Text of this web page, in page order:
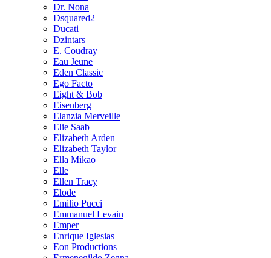
Dr. Nona
Dsquared2
Ducati
Dzintars
E. Coudray
Eau Jeune
Eden Classic
Ego Facto
Eight & Bob
Eisenberg
Elanzia Merveille
Elie Saab
Elizabeth Arden
Elizabeth Taylor
Ella Mikao
Elle
Ellen Tracy
Elode
Emilio Pucci
Emmanuel Levain
Emper
Enrique Iglesias
Eon Productions